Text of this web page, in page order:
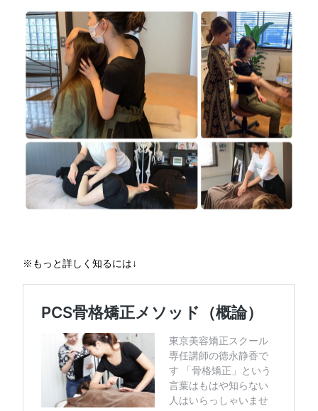
※もっと詳しく知るには↓